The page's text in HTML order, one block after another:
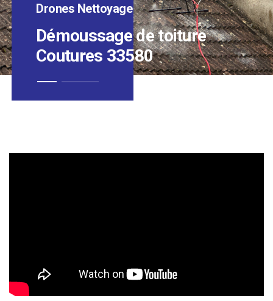
Drones Nettoyage
Démoussage de toiture
Coutures 33580